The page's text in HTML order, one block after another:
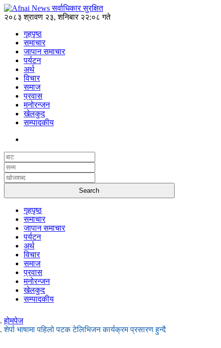
२०८३ श्रावण २३, शनिबार २२:०८ गते
गृहपृष्ठ
समाचार
जापान समाचार
पर्यटन
अर्थ
विचार
समाज
प्रवास
मनोरन्जन
खेलकुद
सम्पादकीय
गृहपृष्ठ
समाचार
जापान समाचार
पर्यटन
अर्थ
विचार
समाज
प्रवास
मनोरन्जन
खेलकुद
सम्पादकीय
होमपेज
शेर्पा भाषामा पहिलो पटक टेलिभिजन कार्यक्रम प्रसारण हुन्दै